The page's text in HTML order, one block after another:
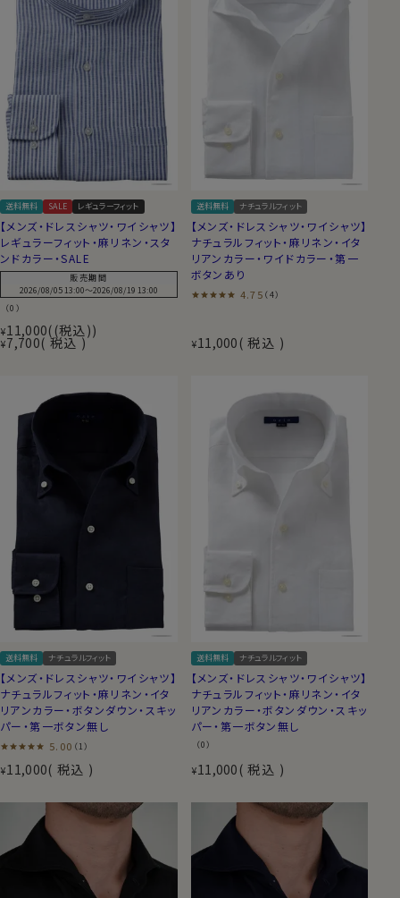
送料無料 SALE レギュラーフィット
【メンズ・ドレスシャツ・ワイシャツ】
レギュラーフィット・麻リネン・スタ
ンドカラー・SALE
販売期間
2026/08/05 13:00〜2026/08/19 13:00
（0）
¥11,000 (税込)
¥7,700 税込
送料無料 ナチュラルフィット
【メンズ・ドレスシャツ・ワイシャツ】
ナチュラルフィット・麻リネン・イタ
リアンカラー・ワイドカラー・第一
ボタンあり
4.75 （4）
¥11,000 税込
送料無料 ナチュラルフィット
【メンズ・ドレスシャツ・ワイシャツ】
ナチュラルフィット・麻リネン・イタ
リアンカラー・ボタンダウン・スキッ
パー・第一ボタン無し
5.00 （1）
¥11,000 税込
送料無料 ナチュラルフィット
【メンズ・ドレスシャツ・ワイシャツ】
ナチュラルフィット・麻リネン・イタ
リアンカラー・ボタンダウン・スキッ
パー・第一ボタン無し
（0）
¥11,000 税込